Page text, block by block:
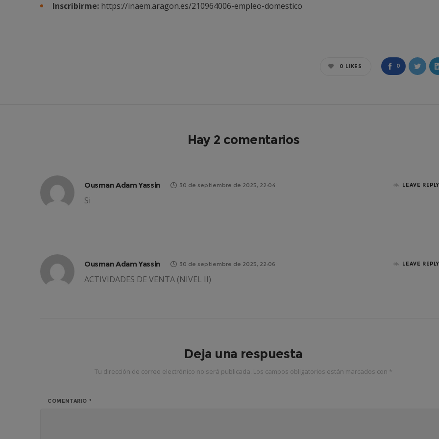
Inscribirme: https://inaem.aragon.es/210964006-empleo-domestico
0
0 LIKES
Hay 2 comentarios
Ousman Adam Yassin LEAVE REPLY
30 de septiembre de 2025, 22:04
Si
Ousman Adam Yassin LEAVE REPLY
30 de septiembre de 2025, 22:06
ACTIVIDADES DE VENTA (NIVEL II)
Deja una respuesta
Tu dirección de correo electrónico no será publicada. Los campos obligatorios están marcados con *
COMENTARIO *